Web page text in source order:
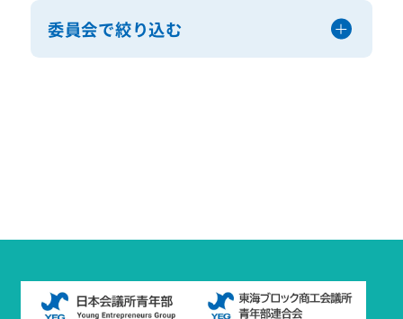
委員会で絞り込む